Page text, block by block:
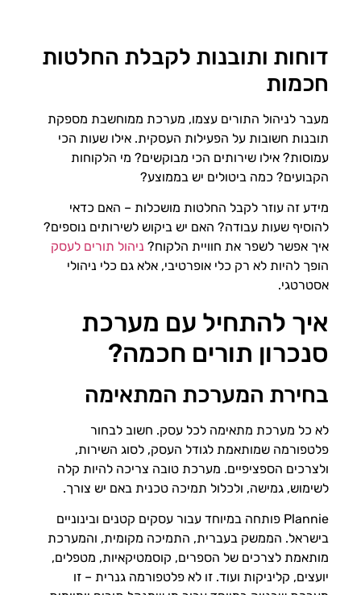
דוחות ותובנות לקבלת החלטות
חכמות
מעבר לניהול התורים עצמו, מערכת ממוחשבת מספקת
תובנות חשובות על הפעילות העסקית. אילו שעות הכי
עמוסות? אילו שירותים הכי מבוקשים? מי הלקוחות
הקבועים? כמה ביטולים יש בממוצע?
מידע זה עוזר לקבל החלטות מושכלות – האם כדאי
להוסיף שעות עבודה? האם יש ביקוש לשירותים נוספים?
איך אפשר לשפר את חוויית הלקוח? ניהול תורים לעסק
הופך להיות לא רק כלי אופרטיבי, אלא גם כלי ניהולי
אסטרטגי.
איך להתחיל עם מערכת
סנכרון תורים חכמה?
בחירת המערכת המתאימה
לא כל מערכת מתאימה לכל עסק. חשוב לבחור
פלטפורמה שמותאמת לגודל העסק, לסוג השירות,
ולצרכים הספציפיים. מערכת טובה צריכה להיות קלה
לשימוש, גמישה, ולכלול תמיכה טכנית באם יש צורך.
Plannie פותחה במיוחד עבור עסקים קטנים ובינוניים
בישראל. הממשק בעברית, התמיכה מקומית, והמערכת
מותאמת לצרכים של הספרים, קוסמטיקאיות, מטפלים,
יועצים, קליניקות ועוד. זו לא פלטפורמה גנרית – זו